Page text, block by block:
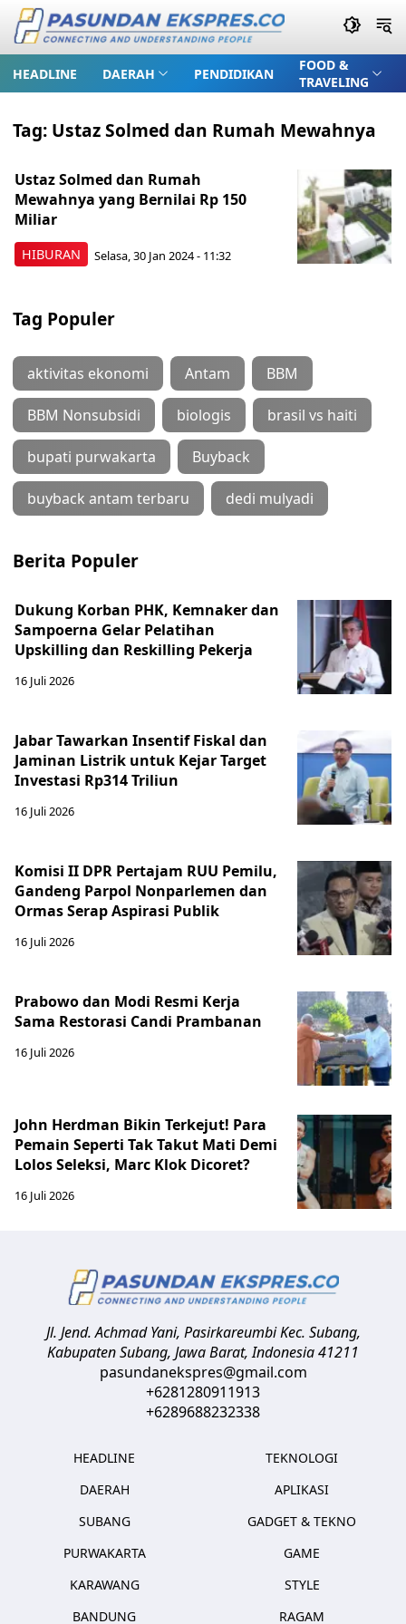
HEADLINE DAERAH PENDIDIKAN
FOOD &
TRAVELING
Tag: Ustaz Solmed dan Rumah Mewahnya
HIBURAN
Ustaz Solmed dan Rumah
Mewahnya yang Bernilai Rp 150
Miliar
Selasa, 30 Jan 2024 - 11:32
Tag Populer
aktivitas ekonomi Antam BBM
BBM Nonsubsidi biologis brasil vs haiti
bupati purwakarta Buyback
buyback antam terbaru dedi mulyadi
Berita Populer
Dukung Korban PHK, Kemnaker dan
Sampoerna Gelar Pelatihan
Upskilling dan Reskilling Pekerja
16 Juli 2026
Jabar Tawarkan Insentif Fiskal dan
Jaminan Listrik untuk Kejar Target
Investasi Rp314 Triliun
16 Juli 2026
Komisi II DPR Pertajam RUU Pemilu,
Gandeng Parpol Nonparlemen dan
Ormas Serap Aspirasi Publik
16 Juli 2026
Prabowo dan Modi Resmi Kerja
Sama Restorasi Candi Prambanan
16 Juli 2026
John Herdman Bikin Terkejut! Para
Pemain Seperti Tak Takut Mati Demi
Lolos Seleksi, Marc Klok Dicoret?
16 Juli 2026
Jl. Jend. Achmad Yani, Pasirkareumbi Kec. Subang,
Kabupaten Subang, Jawa Barat,Indonesia41211
pasundanekspres@gmail.com
+6281280911913
+6289688232338
HEADLINE
DAERAH
SUBANG
PURWAKARTA
KARAWANG
BANDUNG
TEKNOLOGI
APLIKASI
GADGET & TEKNO
GAME
STYLE
RAGAM